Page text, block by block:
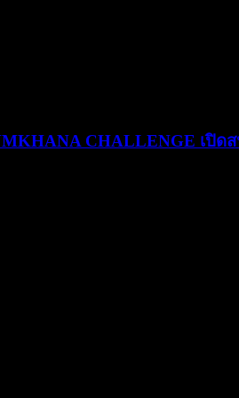
CHALLENGE เปิด